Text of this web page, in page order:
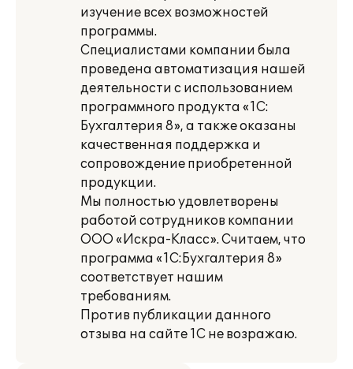
изучение всех возможностей
программы.
Специалистами компании была
проведена автоматизация нашей
деятельности с использованием
программного продукта «1С:
Бухгалтерия 8», а также оказаны
качественная поддержка и
сопровождение приобретенной
продукции.
Мы полностью удовлетворены
работой сотрудников компании
ООО «Искра-Класс». Считаем, что
программа «1С:Бухгалтерия 8»
соответствует нашим
требованиям.
Против публикации данного
отзыва на сайте 1С не возражаю.